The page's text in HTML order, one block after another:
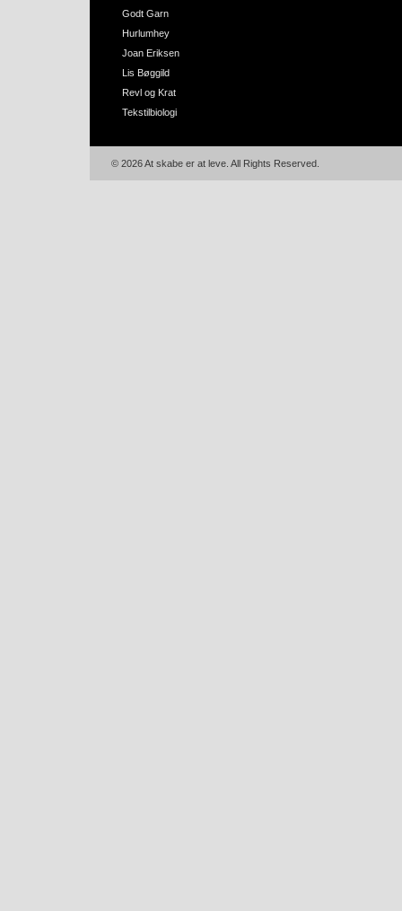
Godt Garn
Hurlumhey
Joan Eriksen
Lis Bøggild
Revl og Krat
Tekstilbiologi
© 2026 At skabe er at leve. All Rights Reserved.